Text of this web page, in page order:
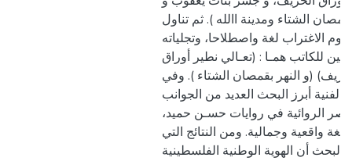
الشتاء ومدينة االله ). ثم تناول
الاغتراب لغة واصطلاحا، وتجلياته
للكاتب همـا : (تعـالي نطير أوراق
(و النهر بقمصان الشتاء ). وفي
الفنية أبرز البحث العديد من الجوانب
الروائية في روايات حسـن حميد،
واقعية وجمالية. ومن النتائج التي
البحث أن الهوية الوطنية الفلسطينية